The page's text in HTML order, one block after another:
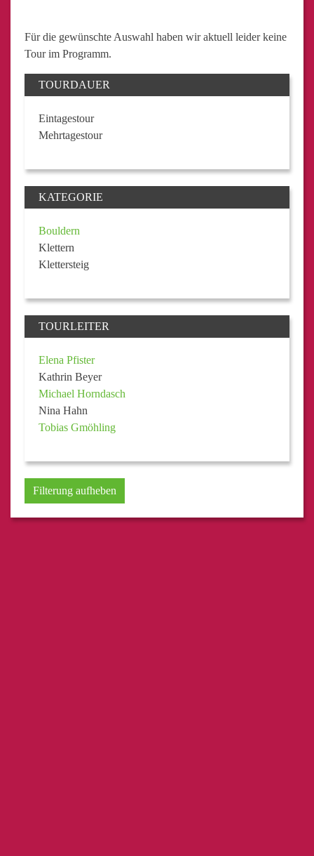
Für die gewünschte Auswahl haben wir aktuell leider keine
Tour im Programm.
TOURDAUER
Eintagestour
Mehrtagestour
KATEGORIE
Bouldern
Klettern
Klettersteig
TOURLEITER
Elena Pfister
Kathrin Beyer
Michael Horndasch
Nina Hahn
Tobias Gmöhling
Filterung aufheben